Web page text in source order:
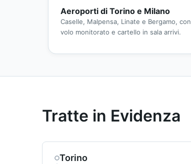
Aeroporti di Torino e Milano
Caselle, Malpensa, Linate e Bergamo, con
volo monitorato e cartello in sala arrivi.
Tratte in Evidenza
Torino